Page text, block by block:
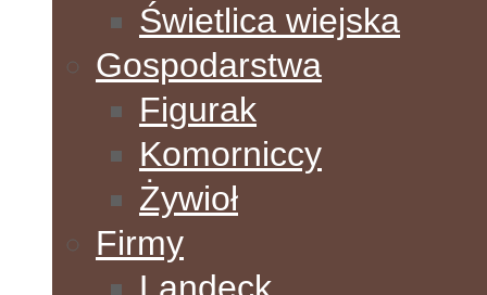
Świetlica wiejska
Gospodarstwa
Figurak
Komorniccy
Żywioł
Firmy